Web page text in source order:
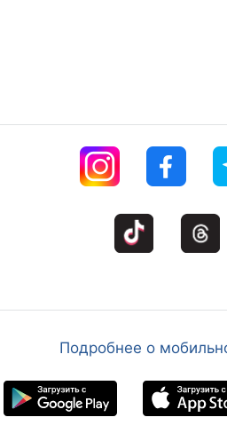
Подробнее о